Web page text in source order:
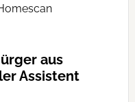
aus
Assistent